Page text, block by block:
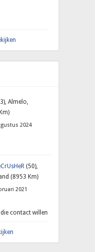
Almelo,
2024
(50),
(8953 Km)
2021
contact willen